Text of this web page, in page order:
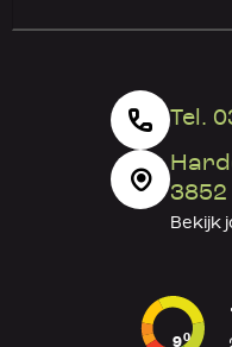
Tel.
3852
Bekijk
90